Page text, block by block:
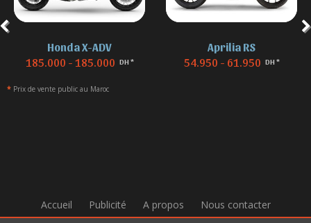
Honda X-ADV
185.000 - 185.000 DH *
Aprilia RS
54.950 - 61.950 DH *
* Prix de vente public au Maroc
Accueil Publicité A propos Nous contacter